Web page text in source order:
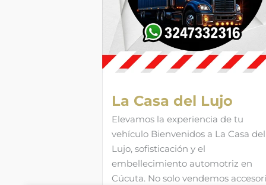
La Casa del Lujo
Elevamos la experiencia de tu
vehículo Bienvenidos a La Casa del
Lujo, sofisticación y el
embellecimiento automotriz en
Cúcuta. No solo vendemos